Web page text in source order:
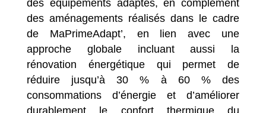
des équipements adaptés, en complément
des aménagements réalisés dans le cadre
de MaPrimeAdapt’, en lien avec une
approche globale incluant aussi la
rénovation énergétique qui permet de
réduire jusqu’à 30 % à 60 % des
consommations d’énergie et d’améliorer
durablement le confort thermique du